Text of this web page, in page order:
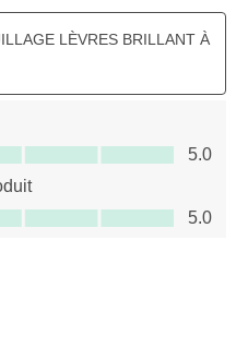
LÈVRES BRILLANT À
5.0
5.0 sur 5
5.0